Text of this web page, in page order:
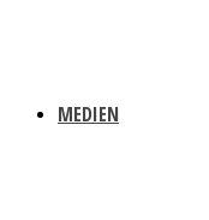
MEDIEN